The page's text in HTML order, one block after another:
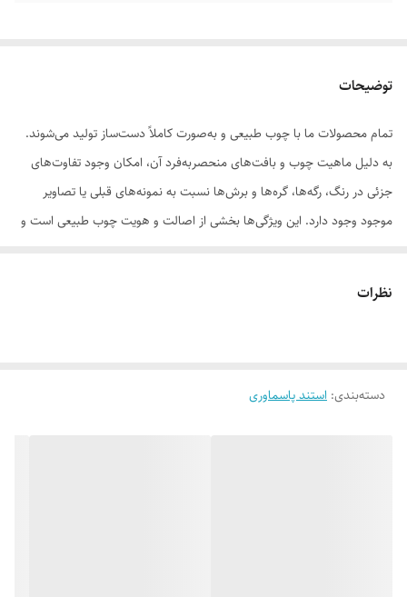
توضیحات
تمام محصولات ما با چوب طبیعی و به‌صورت کاملاً دست‌ساز تولید می‌شوند.
به دلیل ماهیت چوب و بافت‌های منحصر‌به‌فرد آن، امکان وجود تفاوت‌های
جزئی در رنگ، رگه‌ها، گره‌ها و برش‌ها نسبت به نمونه‌های قبلی یا تصاویر
موجود وجود دارد. این ویژگی‌ها بخشی از اصالت و هویت چوب طبیعی است و
سفارش به‌منزله‌ی پذیرش این موارد و آگاهی از ویژگی‌های طبیعی چوب هست
نظرات
دسته‌بندی: استند پاسماوری